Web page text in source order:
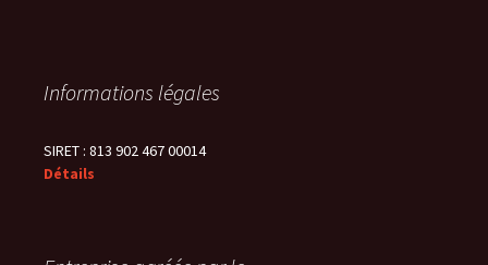
Informations légales
SIRET : 813 902 467 00014
Détails